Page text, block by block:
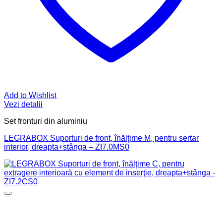
Add to Wishlist
Vezi detalii
Set fronturi din aluminiu
LEGRABOX Suporturi de front, înălţime M, pentru sertar
interior, dreapta+stânga – ZI7.0MS0